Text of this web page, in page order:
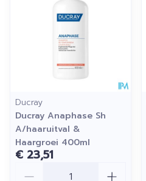
Ducray
Ducray Anaphase Sh
A/haaruitval &
Haargroei 400ml
€ 23,51